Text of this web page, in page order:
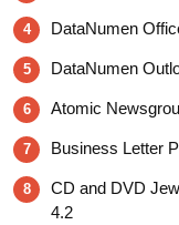
4 DataNumen
5 DataNumen
6 Atomic
7 Business Letter
8
CD and DVD
4.2